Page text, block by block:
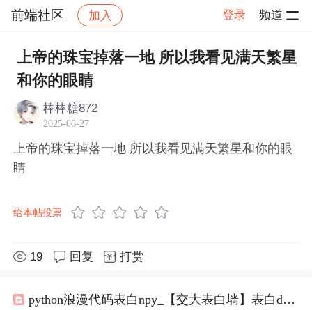
前端社区 加入 登录 频道
社区 前端社区 感慨 帖子详情
上帝的珠宝掉落一地 所以我看见满天繁星
和你的眼睛
棒棒糖872
2025-06-27
上帝的珠宝掉落一地 所以我看见满天繁星和你的眼
睛
给本帖投票
19 回复 打赏
python浪漫代码表白npy_【交大表白墙】表白dxy小姐姐，十里春风不如你，三里桃花不及卿，要每天开心哦！...